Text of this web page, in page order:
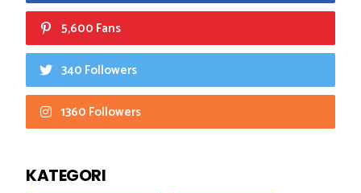
5,600 Fans
340 Followers
1360 Followers
KATEGORI